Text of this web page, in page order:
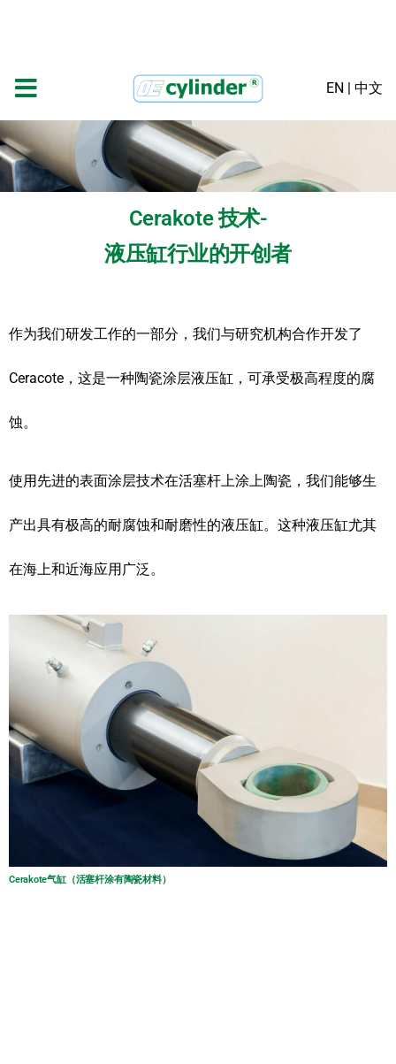
EN | 中文
Cerakote 技术-
液压缸行业的开创者
作为我们研发工作的一部分，我们与研究机构合作开发了
Ceracote，这是一种陶瓷涂层液压缸，可承受极高程度的腐
蚀。
使用先进的表面涂层技术在活塞杆上涂上陶瓷，我们能够生
产出具有极高的耐腐蚀和耐磨性的液压缸。这种液压缸尤其
在海上和近海应用广泛。
Cerakote气缸（活塞杆涂有陶瓷材料）